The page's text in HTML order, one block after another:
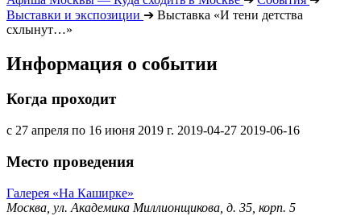
Выставки и экспозиции ➔ Выставка «И тени детства
схлынут…»
Информация о событии
Когда проходит
с 27 апреля по 16 июня 2019 г. 2019-04-27 2019-06-16
Место проведения
Галерея «На Каширке»
Москва, ул. Академика Миллионщикова, д. 35, корп. 5